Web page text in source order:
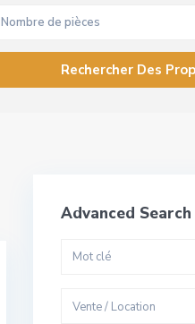
Nombre de pièces
Advanced Search
Vente / Location